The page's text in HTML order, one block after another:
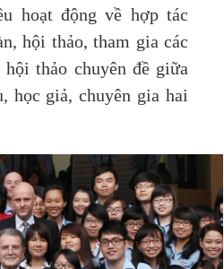
hoạt động về hợp tác
hội thảo, tham gia các
thảo chuyên đề giữa
học giả, chuyên gia hai